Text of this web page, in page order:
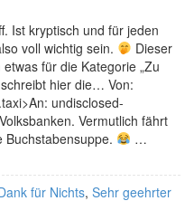
Ist kryptisch und für jeden
voll wichtig sein.
Dieser
für die Kategorie „Zu
hier die… Von:
undisclosed-
Vermutlich fährt
Buchstabensuppe.
…
für Nichts, Sehr geehrter